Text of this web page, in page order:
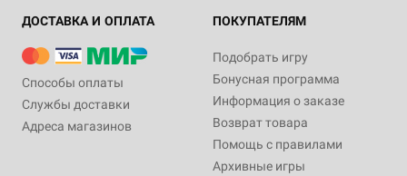
ДОСТАВКА И ОПЛАТА
Способы оплаты
Службы доставки
Адреса магазинов
ПОКУПАТЕЛЯМ
Подобрать игру
Бонусная программа
Информация о заказе
Возврат товара
Помощь с правилами
Архивные игры